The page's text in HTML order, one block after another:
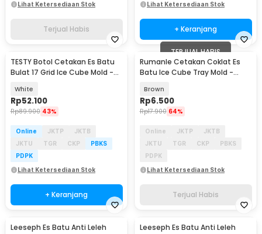
Lihat Ketersediaan Stok
Terjual Habis
Lihat Ketersediaan Stok
+ Keranjang
TESTY Botol Cetakan Es Batu
Bulat 17 Grid Ice Cube Mold -
White
Rp52.100
Rp89.900 43%
Online JKTP
JKTB
JKTU
TGR CKP
PBKS
PDPK
Lihat Ketersediaan Stok
+ Keranjang
TERJUAL HABIS
Rumanle Cetakan Coklat Es
Batu Ice Cube Tray Mold -
Brown
Rp6.500
Rp17.900 64%
Online JKTP
JKTB
JKTU
TGR CKP
PBKS
PDPK
Lihat Ketersediaan Stok
Terjual Habis
Leeseph Es Batu Anti Leleh
Leeseph Es Batu Anti Leleh